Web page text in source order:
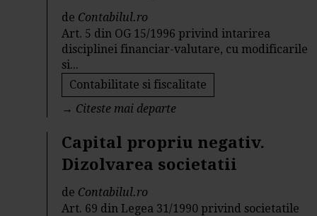
de Contabilul.ro
Art. 5 din OG 15/1996 privind intarirea
disciplinei financiar-valutare, cu modificarile
si...
Contabilitate si fiscalitate
→ Citeste mai departe
Capital propriu negativ.
Dizolvarea societatii
de Contabilul.ro
Art. 69 din Legea 31/1990 privind societatile